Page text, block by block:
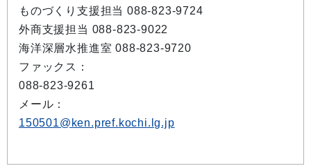
ものづくり支援担当 088-823-9724
外商支援担当 088-823-9022
海洋深層水推進室 088-823-9720
ファックス：
088-823-9261
メール：
150501@ken.pref.kochi.lg.jp